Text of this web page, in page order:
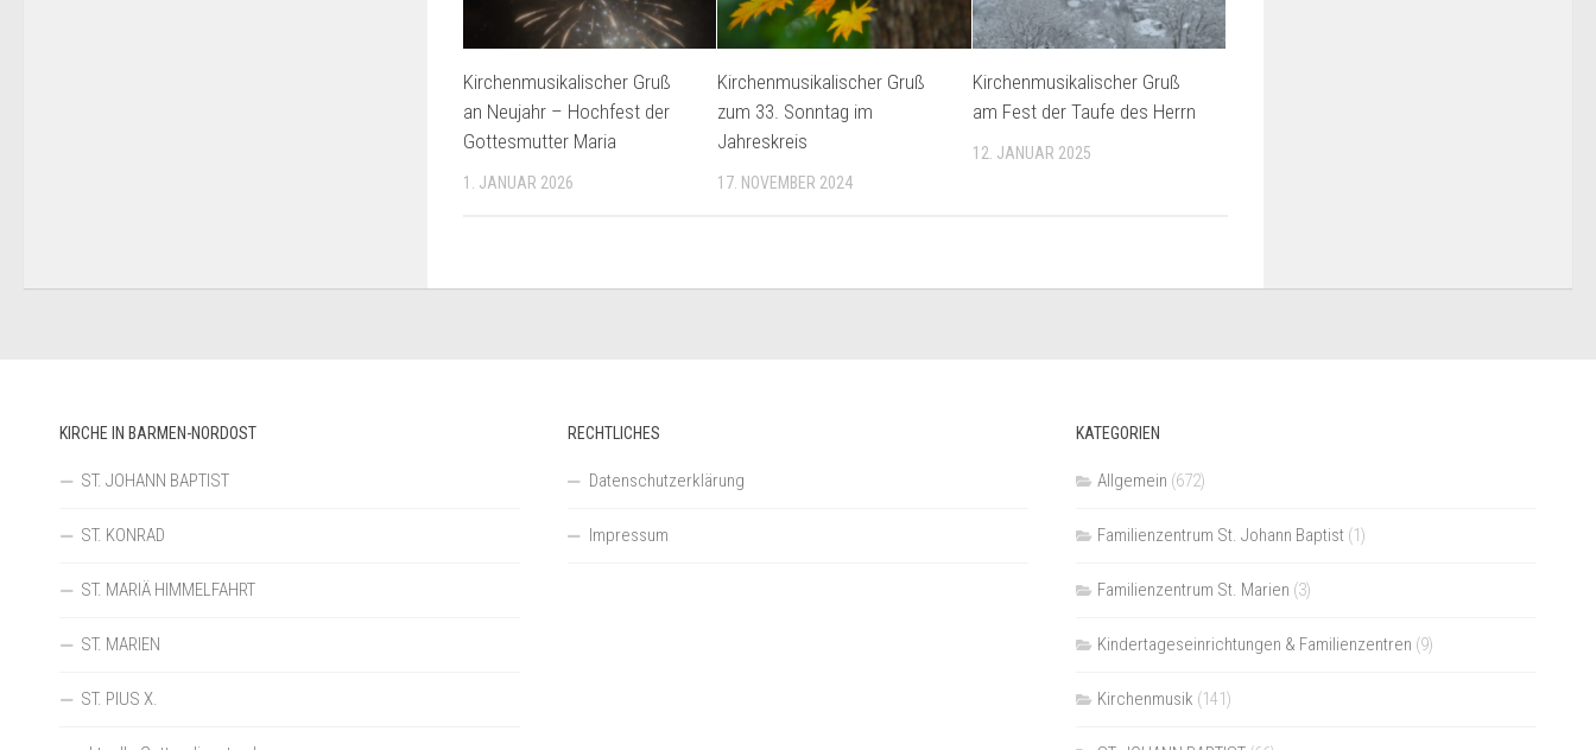
Kirchenmusikalischer Gruß
an Neujahr – Hochfest der
Gottesmutter Maria
1. JANUAR 2026
Kirchenmusikalischer Gruß
zum 33. Sonntag im
Jahreskreis
17. NOVEMBER 2024
Kirchenmusikalischer Gruß
am Fest der Taufe des Herrn
12. JANUAR 2025
KIRCHE IN BARMEN-NORDOST
ST. JOHANN BAPTIST
ST. KONRAD
ST. MARIÄ HIMMELFAHRT
ST. MARIEN
ST. PIUS X.
RECHTLICHES
Datenschutzerklärung
Impressum
KATEGORIEN
Allgemein (672)
Familienzentrum St. Johann Baptist(1)
Familienzentrum St. Marien (3)
Kindertageseinrichtungen & Familienzentren (9)
Kirchenmusik (141)